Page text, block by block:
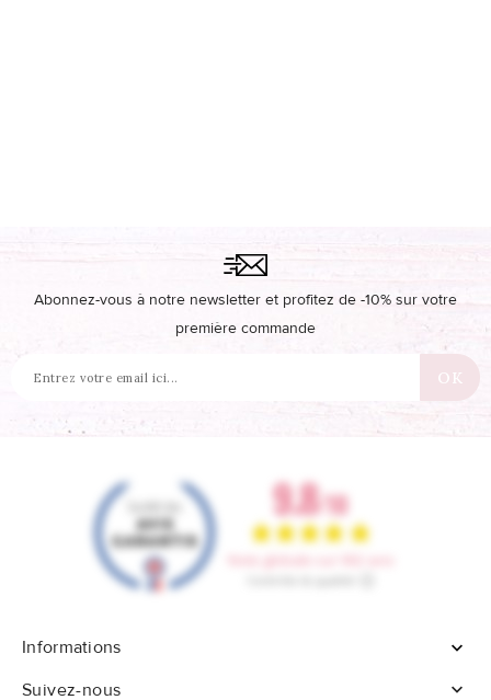
Abonnez-vous à notre newsletter et profitez de -10% sur votre
première commande
Informations

Suivez-nous
